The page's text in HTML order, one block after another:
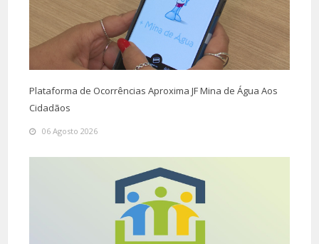
Plataforma de Ocorrências Aproxima JF Mina de Água Aos
Cidadãos
06 Agosto 2026